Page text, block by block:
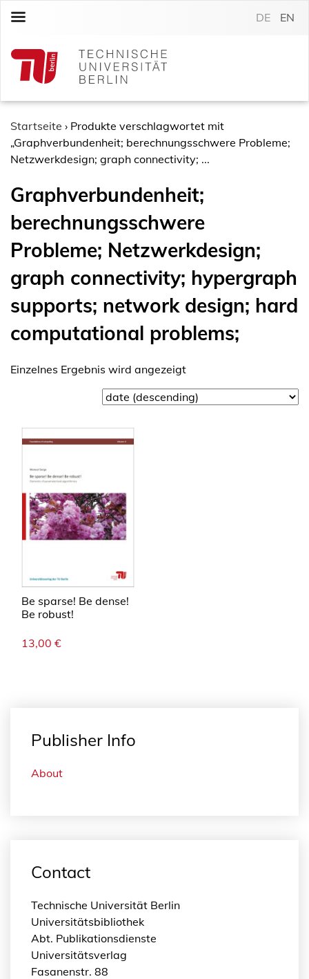
c
DE EN
Startseite › Produkte verschlagwortet mit
„Graphverbundenheit; berechnungsschwere Probleme;
Netzwerkdesign; graph connectivity; ...
Graphverbundenheit;
berechnungsschwere
Probleme; Netzwerkdesign;
graph connectivity; hypergraph
supports; network design; hard
computational problems;
Einzelnes Ergebnis wird angezeigt
Be sparse! Be dense!
Be robust!
13,00 €
Publisher Info
About
Contact
Technische Universität Berlin
Universitätsbibliothek
Abt. Publikationsdienste
Universitätsverlag
Fasanenstr. 88